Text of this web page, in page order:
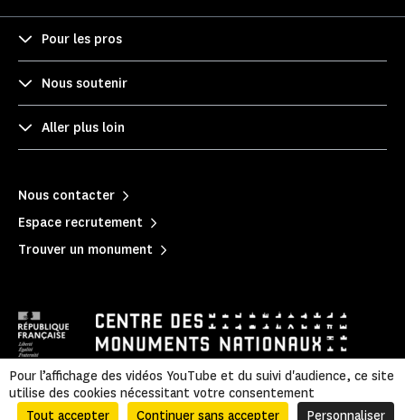
Pour les pros
Nous soutenir
Aller plus loin
Nous contacter
Espace recrutement
Trouver un monument
Mentions légales Politique de confidentialité
|
Informations légales et administratives
| Accessibilité | Plan du site
Pour l’affichage des vidéos YouTube et du suivi d'audience, ce site
utilise des cookies nécessitant votre consentement
Tout accepter
Continuer sans accepter Personnaliser